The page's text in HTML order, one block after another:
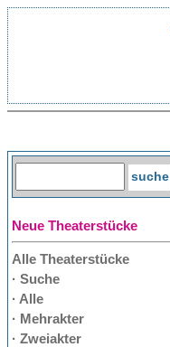
Neue Theaterstücke
Alle Theaterstücke
· Suche
· Alle
· Mehrakter
· Zweiakter